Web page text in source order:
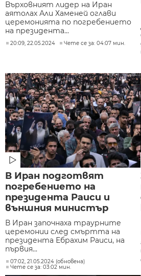
Върховният лидер на Иран
аятолах Али Хаменей оглави
церемонията по погребението
на президента...
20:09, 22.05.2024 Чете се за: 04:07 мин.
В Иран подготвят
погребението на
президента Раиси и
външния министър
В Иран започнаха траурните
церемонии след смъртта на
президента Ебрахим Раиси, на
първия...
07:02, 21.05.2024 (обновена)
Чете се за: 03:02 мин.